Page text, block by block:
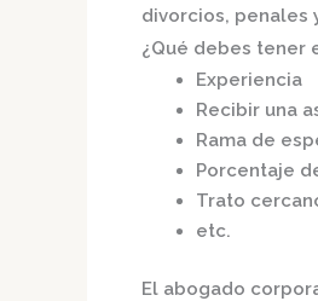
divorcios, penales
¿Qué debes tener
Experiencia
Recibir una
Rama de
Porcentaje
Trato
etc.
El abogado